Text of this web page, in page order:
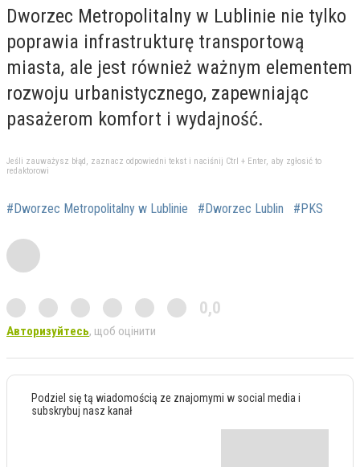
Dworzec Metropolitalny w Lublinie nie tylko
poprawia infrastrukturę transportową
miasta, ale jest również ważnym elementem
rozwoju urbanistycznego, zapewniając
pasażerom komfort i wydajność.
Jeśli zauważysz błąd, zaznacz odpowiedni tekst i naciśnij Ctrl + Enter, aby zgłosić to
redaktorowi
#Dworzec Metropolitalny w Lublinie #Dworzec Lublin #PKS
0,0
Авторизуйтесь, щоб оцінити
Podziel się tą wiadomością ze znajomymi w social media i
subskrybuj nasz kanał